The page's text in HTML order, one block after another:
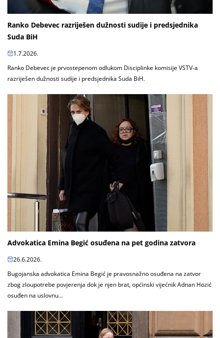
Ranko Debevec razriješen dužnosti sudije i predsjednika
Suda BiH
1.7.2026.
Ranko Debevec je prvostepenom odlukom Disciplinke komisije VSTV-a
razriješen dužnosti sudije i predsjednika Suda BiH.
Advokatica Emina Begić osuđena na pet godina zatvora
26.6.2026.
Bugojanska advokatica Emina Begić je pravosnažno osuđena na zatvor
zbog zloupotrebe povjerenja dok je njen brat, općinski vijećnik Adnan Hozić
osuđen na uslovnu...